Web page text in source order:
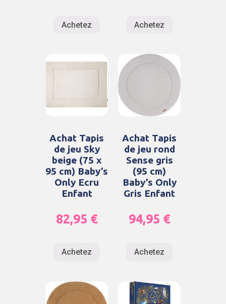
Achetez Achetez
Achat Tapis
de jeu Sky
beige (75 x
95 cm) Baby’s
Only Ecru
Enfant
82,95 €
Achetez
Achat Tapis
de jeu rond
Sense gris
(95 cm)
Baby’s Only
Gris Enfant
94,95 €
Achetez